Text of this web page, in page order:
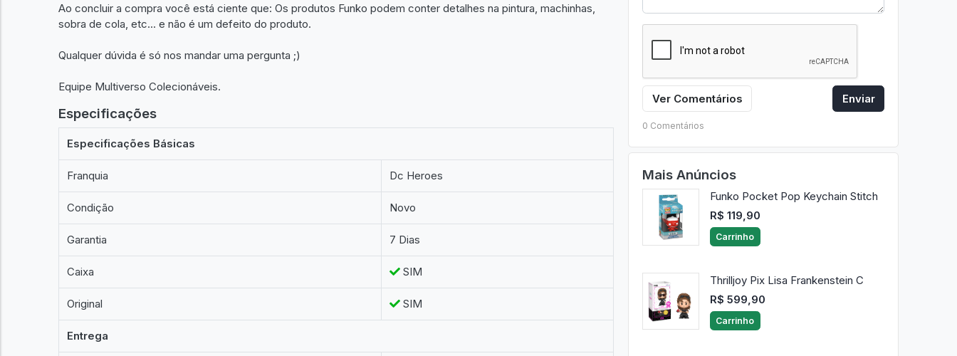
Ao concluir a compra você está ciente que: Os produtos Funko podem conter detalhes na pintura, machinhas,
sobra de cola, etc... e não é um defeito do produto.
Qualquer dúvida é só nos mandar uma pergunta ;)
Equipe Multiverso Colecionáveis.
Especificações
Especificações Básicas
Franquia Dc Heroes
Condição Novo
Garantia 7 Dias
Caixa SIM
Original SIM
Entrega
Ver Comentários Enviar
0 Comentários
Mais Anúncios
Funko Pocket Pop Keychain Stitch
R$ 119,90
Carrinho
Thrilljoy Pix Lisa Frankenstein C
R$ 599,90
Carrinho